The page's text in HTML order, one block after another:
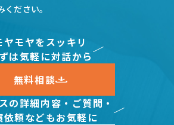
ださい。
ヤモヤをスッキリ
は気軽に対話から
無料相談
の詳細内容・ご質問・
依頼などもお気軽に